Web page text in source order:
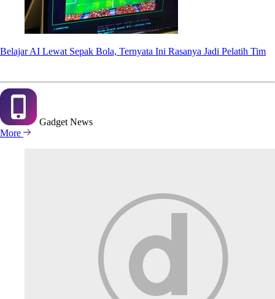
Belajar AI Lewat Sepak Bola, Ternyata Ini Rasanya Jadi Pelatih Tim
Gadget News
More